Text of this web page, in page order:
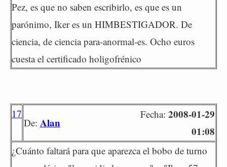
Pez, es que no saben escribirlo, es que es un
parónimo, Iker es un HIMBESTIGADOR. De
ciencia, de ciencia para-anormal-es. Ocho euros
cuesta el certificado holigofrénico
17
De: Alan
Fecha: 2008-01-29
01:08
¿Cuánto faltará para que aparezca el bobo de turno